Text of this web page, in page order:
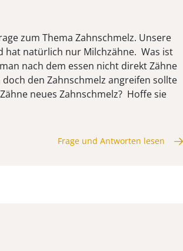
zum Thema Zahnschmelz. Unsere
hat natürlich nur Milchzähne. Was ist
nach dem essen nicht direkt Zähne
den Zahnschmelz angreifen sollte
neues Zahnschmelz? Hoffe sie
Frage und Antworten lesen